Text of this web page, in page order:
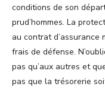
conditions de son
prud’hommes. La
au contrat
frais de défense.
pas qu’aux autres et
pas que la trésorerie